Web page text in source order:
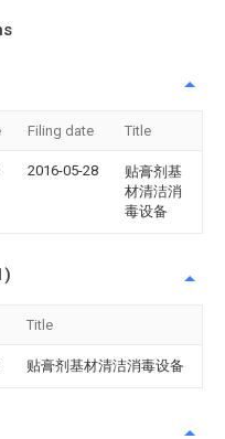
Filing date Title
2016-05-28
贴膏剂基
材清洁消
毒设备
Title
贴膏剂基材清洁消毒设备